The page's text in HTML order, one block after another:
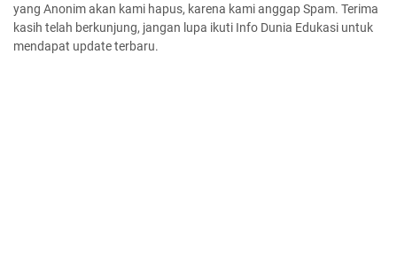
yang Anonim akan kami hapus, karena kami anggap Spam. Terima
kasih telah berkunjung, jangan lupa ikuti Info Dunia Edukasi untuk
mendapat update terbaru.